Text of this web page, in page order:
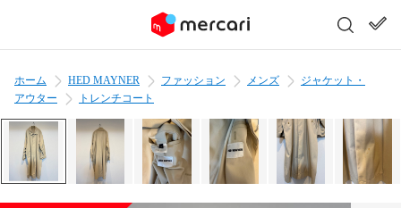
ホーム HED MAYNER ファッション メンズ
ジャケット・
アウター
トレンチコート